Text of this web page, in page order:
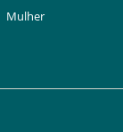
Mulher